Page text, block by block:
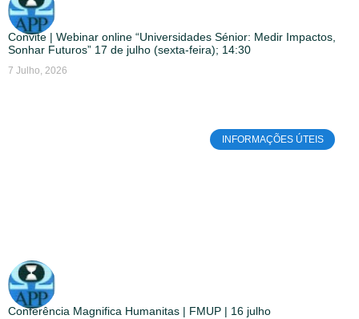
Convite | Webinar online “Universidades Sénior: Medir Impactos,
Sonhar Futuros” 17 de julho (sexta-feira); 14:30
7 Julho, 2026
INFORMAÇÕES ÚTEIS
Conferência Magnifica Humanitas | FMUP | 16 julho